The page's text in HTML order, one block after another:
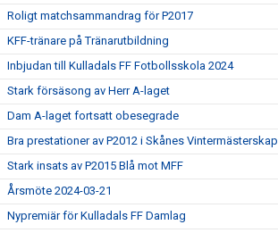
Roligt matchsammandrag för P2017
KFF-tränare på Tränarutbildning
Inbjudan till Kulladals FF Fotbollsskola 2024
Stark försäsong av Herr A-laget
Dam A-laget fortsatt obesegrade
Bra prestationer av P2012 i Skånes Vintermästerskap
Stark insats av P2015 Blå mot MFF
Årsmöte 2024-03-21
Nypremiär för Kulladals FF Damlag